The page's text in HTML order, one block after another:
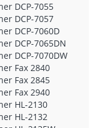
DCP-7055
DCP-7057
DCP-7060D
DCP-7065DN
DCP-7070DW
Fax 2840
Fax 2845
Fax 2940
HL-2130
HL-2132